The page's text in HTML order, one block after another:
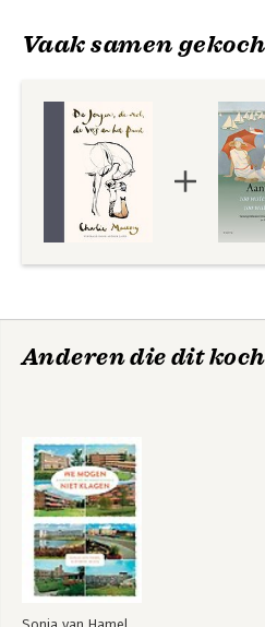
Vaak samen
Anderen die dit